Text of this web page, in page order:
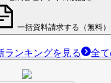
一括資料請求する（無料）
ランキングを見る 全